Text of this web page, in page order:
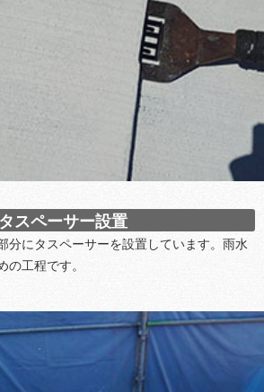
タスペーサー設置
分にタスペーサーを設置しています。雨水
の工程です。